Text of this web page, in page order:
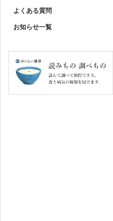
よくある質問
お知らせ一覧